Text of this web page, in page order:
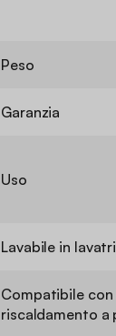
Peso
Garanzia
Uso
Lavabile in
Compatibile con
riscaldamento a